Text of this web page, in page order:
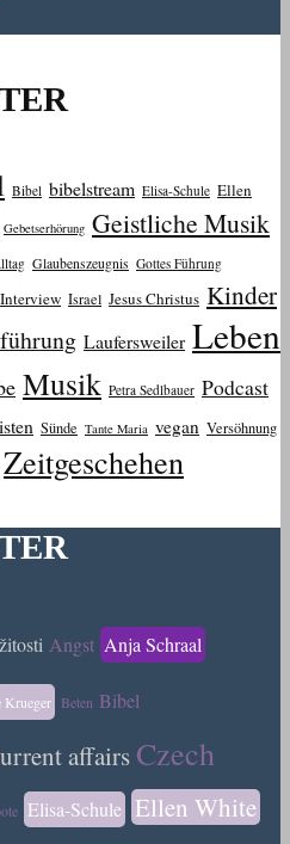
Bibel bibelstream Elisa-Schule Ellen
Gebetserhörung Geistliche Musik
Glaubenszeugnis Gottes Führung
Interview Israel Jesus Christus Kinder
Laufersweiler Leben
Musik Petra Sedlbauer Podcast
Sünde Tante Maria vegan Versöhnung
Zeitgeschehen
Angst Anja Schraal
Krueger Beten Bibel
affairs Czech
Elisa-Schule Ellen White